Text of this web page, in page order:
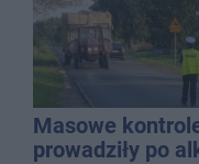
Masowe
prowadziły po